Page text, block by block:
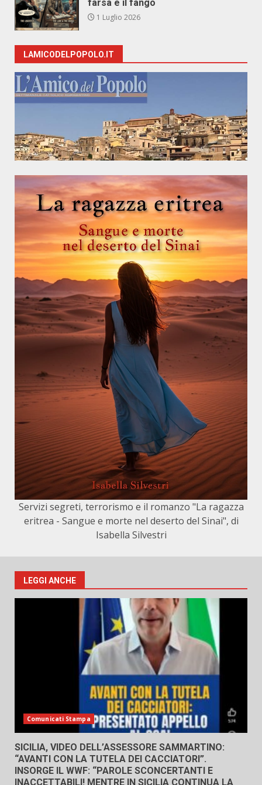
farsa e il fango
1 Luglio 2026
LAMICODELPOPOLO.IT
Servizi segreti, terrorismo e il romanzo "La ragazza
eritrea - Sangue e morte nel deserto del Sinai", di
Isabella Silvestri
LEGGI ANCHE
Comunicati Stampa
SICILIA, VIDEO DELL’ASSESSORE SAMMARTINO:
“AVANTI CON LA TUTELA DEI CACCIATORI”.
INSORGE IL WWF: “PAROLE SCONCERTANTI E
INACCETTABILI! MENTRE IN SICILIA CONTINUA LA